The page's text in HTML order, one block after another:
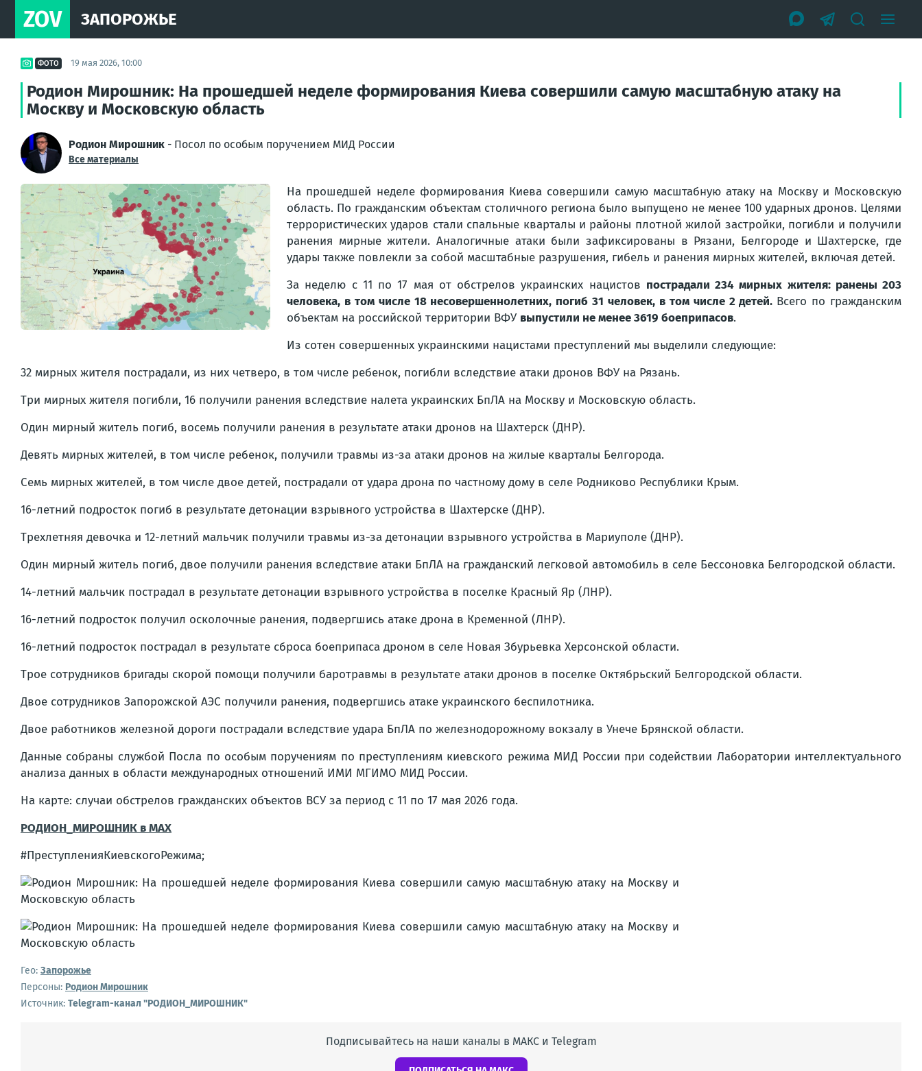
ZOV ЗАПОРОЖЬЕ
ФОТО 19 мая 2026, 10:00
Родион Мирошник: На прошедшей неделе формирования Киева совершили самую масштабную атаку на
Москву и Московскую область
Родион Мирошник - Посол по особым поручением МИД России
Все материалы
На прошедшей неделе формирования Киева совершили самую масштабную атаку на Москву и Московскую
область. По гражданским объектам столичного региона было выпущено не менее 100 ударных дронов. Целями
террористических ударов стали спальные кварталы и районы плотной жилой застройки, погибли и получили
ранения мирные жители. Аналогичные атаки были зафиксированы в Рязани, Белгороде и Шахтерске, где
удары также повлекли за собой масштабные разрушения, гибель и ранения мирных жителей, включая детей.
За неделю с 11 по 17 мая от обстрелов украинских нацистов пострадали 234 мирных жителя: ранены 203
человека, в том числе 18 несовершеннолетних, погиб 31 человек, в том числе 2 детей. Всего по гражданским
объектам на российской территории ВФУ выпустили не менее 3619 боеприпасов.
Из сотен совершенных украинскими нацистами преступлений мы выделили следующие:
32 мирных жителя пострадали, из них четверо, в том числе ребенок, погибли вследствие атаки дронов ВФУ на Рязань.
Три мирных жителя погибли, 16 получили ранения вследствие налета украинских БпЛА на Москву и Московскую область.
Один мирный житель погиб, восемь получили ранения в результате атаки дронов на Шахтерск (ДНР).
Девять мирных жителей, в том числе ребенок, получили травмы из-за атаки дронов на жилые кварталы Белгорода.
Семь мирных жителей, в том числе двое детей, пострадали от удара дрона по частному дому в селе Родниково Республики Крым.
16-летний подросток погиб в результате детонации взрывного устройства в Шахтерске (ДНР).
Трехлетняя девочка и 12-летний мальчик получили травмы из-за детонации взрывного устройства в Мариуполе (ДНР).
Один мирный житель погиб, двое получили ранения вследствие атаки БпЛА на гражданский легковой автомобиль в селе Бессоновка Белгородской области.
14-летний мальчик пострадал в результате детонации взрывного устройства в поселке Красный Яр (ЛНР).
16-летний подросток получил осколочные ранения, подвергшись атаке дрона в Кременной (ЛНР).
16-летний подросток пострадал в результате сброса боеприпаса дроном в селе Новая Збурьевка Херсонской области.
Трое сотрудников бригады скорой помощи получили баротравмы в результате атаки дронов в поселке Октябрьский Белгородской области.
Двое сотрудников Запорожской АЭС получили ранения, подвергшись атаке украинского беспилотника.
Двое работников железной дороги пострадали вследствие удара БпЛА по железнодорожному вокзалу в Унече Брянской области.
Данные собраны службой Посла по особым поручениям по преступлениям киевского режима МИД России при содействии Лаборатории интеллектуального
анализа данных в области международных отношений ИМИ МГИМО МИД России.
На карте: случаи обстрелов гражданских объектов ВСУ за период с 11 по 17 мая 2026 года.
РОДИОН_МИРОШНИК в MAX
#ПреступленияКиевскогоРежима;
Гео: Запорожье
Персоны: Родион Мирошник
Источник: Telegram-канал "РОДИОН_МИРОШНИК"
Подписывайтесь на наши каналы в МАКС и Telegram